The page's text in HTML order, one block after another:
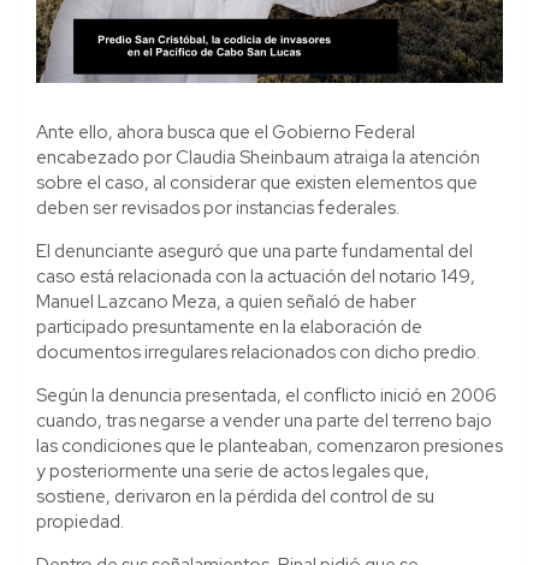
Ante ello, ahora busca que el Gobierno Federal
encabezado por Claudia Sheinbaum atraiga la atención
sobre el caso, al considerar que existen elementos que
deben ser revisados por instancias federales.
El denunciante aseguró que una parte fundamental del
caso está relacionada con la actuación del notario 149,
Manuel Lazcano Meza, a quien señaló de haber
participado presuntamente en la elaboración de
documentos irregulares relacionados con dicho predio.
Según la denuncia presentada, el conflicto inició en 2006
cuando, tras negarse a vender una parte del terreno bajo
las condiciones que le planteaban, comenzaron presiones
y posteriormente una serie de actos legales que,
sostiene, derivaron en la pérdida del control de su
propiedad.